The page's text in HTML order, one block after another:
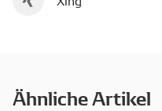
Ähnliche Artikel